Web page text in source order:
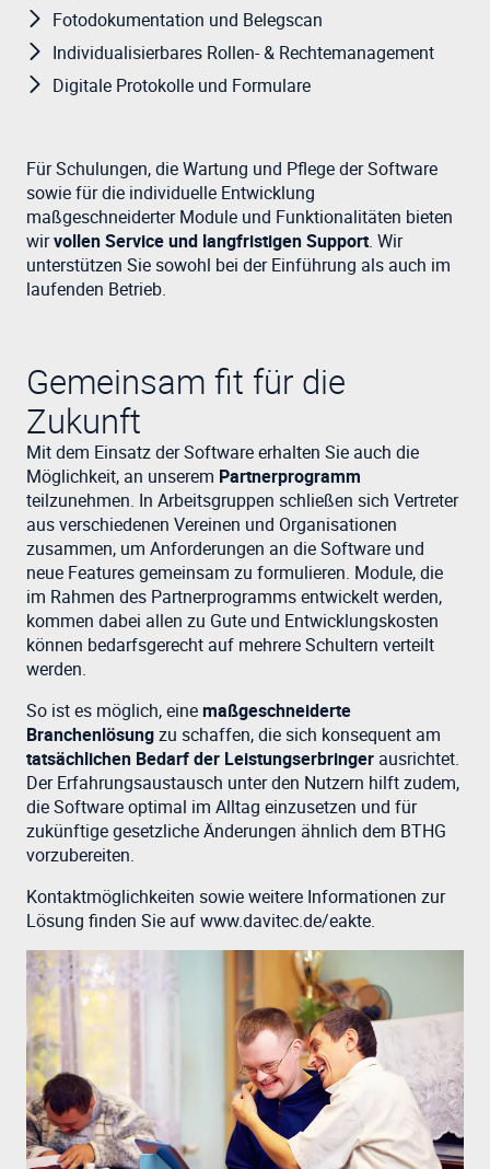
Fotodokumentation und Belegscan
Individualisierbares Rollen- & Rechtemanagement
Digitale Protokolle und Formulare
Für Schulungen, die Wartung und Pflege der Software
sowie für die individuelle Entwicklung
maßgeschneiderter Module und Funktionalitäten bieten
wirvollen Service und langfristigen Support. Wir
unterstützen Sie sowohl bei der Einführung als auch im
laufenden Betrieb.
Gemeinsam fit für die
Zukunft
Mit dem Einsatz der Software erhalten Sie auch die
Möglichkeit, an unserem Partnerprogramm
teilzunehmen. In Arbeitsgruppen schließen sich Vertreter
aus verschiedenen Vereinen und Organisationen
zusammen, um Anforderungen an die Software und
neue Features gemeinsam zu formulieren. Module, die
im Rahmen des Partnerprogramms entwickelt werden,
kommen dabei allen zu Gute und Entwicklungskosten
können bedarfsgerecht auf mehrere Schultern verteilt
werden.
So ist es möglich, einemaßgeschneiderte
Branchenlösungzu schaffen, die sich konsequent am
tatsächlichen Bedarf der Leistungserbringer ausrichtet.
Der Erfahrungsaustausch unter den Nutzern hilft zudem,
die Software optimal im Alltag einzusetzen und für
zukünftige gesetzliche Änderungen ähnlich dem BTHG
vorzubereiten.
Kontaktmöglichkeiten sowie weitere Informationen zur
Lösung finden Sie auf www.davitec.de/eakte.